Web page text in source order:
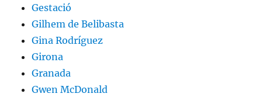
Gestació
Gilhem de Belibasta
Gina Rodríguez
Girona
Granada
Gwen McDonald